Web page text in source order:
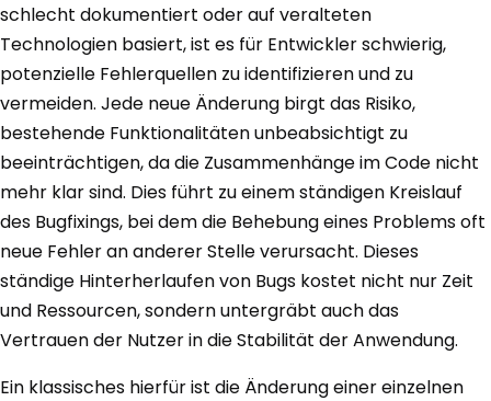
schlecht dokumentiert oder auf veralteten
Technologien basiert, ist es für Entwickler schwierig,
potenzielle Fehlerquellen zu identifizieren und zu
vermeiden. Jede neue Änderung birgt das Risiko,
bestehende Funktionalitäten unbeabsichtigt zu
beeinträchtigen, da die Zusammenhänge im Code nicht
mehr klar sind. Dies führt zu einem ständigen Kreislauf
des Bugfixings, bei dem die Behebung eines Problems oft
neue Fehler an anderer Stelle verursacht. Dieses
ständige Hinterherlaufen von Bugs kostet nicht nur Zeit
und Ressourcen, sondern untergräbt auch das
Vertrauen der Nutzer in die Stabilität der Anwendung.
Ein klassisches hierfür ist die Änderung einer einzelnen